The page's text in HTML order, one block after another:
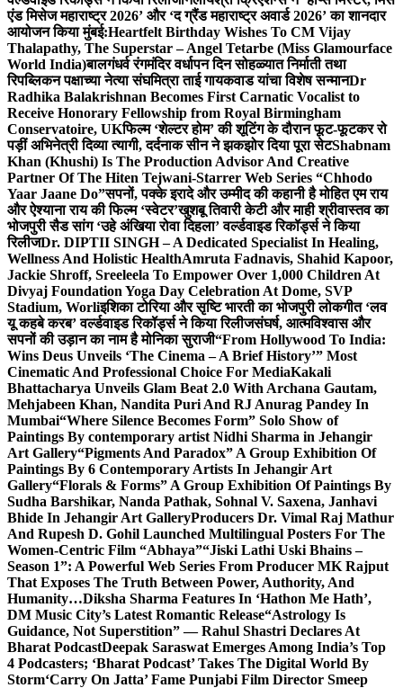
एंड मिसेज महाराष्ट्र 2026’ और ‘द ग्रैंड महाराष्ट्र अवार्ड 2026’ का शानदार
आयोजन किया मुंबई:Heartfelt Birthday Wishes To CM Vijay
Thalapathy, The Superstar – Angel Tetarbe (Miss Glamourface
World India)बालगंधर्व रंगमंदिर वर्धापन दिन सोहळ्यात निर्माती तथा
रिपब्लिकन पक्षाच्या नेत्या संघमित्रा ताई गायकवाड यांचा विशेष सन्मानDr
Radhika Balakrishnan Becomes First Carnatic Vocalist to
Receive Honorary Fellowship from Royal Birmingham
Conservatoire, UKफिल्म ‘शेल्टर होम’ की शूटिंग के दौरान फूट-फूटकर रो
पड़ीं अभिनेत्री दिव्या त्यागी, दर्दनाक सीन ने झकझोर दिया पूरा सेटShabnam
Khan (Khushi) Is The Production Advisor And Creative
Partner Of The Hiten Tejwani-Starrer Web Series “Chhodo
Yaar Jaane Do”सपनों, पक्के इरादे और उम्मीद की कहानी है मोहित एम राय
और ऐश्याना राय की फिल्म ‘स्वेटर’खुशबू तिवारी केटी और माही श्रीवास्तव का
भोजपुरी सैड सांग ‘उहे अंखिया रोवा दिहला’ वर्ल्डवाइड रिकॉर्ड्स ने किया
रिलीजDr. DIPTII SINGH – A Dedicated Specialist In Healing,
Wellness And Holistic HealthAmruta Fadnavis, Shahid Kapoor,
Jackie Shroff, Sreeleela To Empower Over 1,000 Children At
Divyaj Foundation Yoga Day Celebration At Dome, SVP
Stadium, Worliइशिका टोरिया और सृष्टि भारती का भोजपुरी लोकगीत ‘लव
यू कहबे करब’ वर्ल्डवाइड रिकॉर्ड्स ने किया रिलीजसंघर्ष, आत्मविश्वास और
सपनों की उड़ान का नाम है मोनिका सुराजी“From Hollywood To India:
Wins Deus Unveils ‘The Cinema – A Brief History’” Most
Cinematic And Professional Choice For MediaKakali
Bhattacharya Unveils Glam Beat 2.0 With Archana Gautam,
Mehjabeen Khan, Nandita Puri And RJ Anurag Pandey In
Mumbai“Where Silence Becomes Form” Solo Show of
Paintings By contemporary artist Nidhi Sharma in Jehangir
Art Gallery“Pigments And Paradox” A Group Exhibition Of
Paintings By 6 Contemporary Artists In Jehangir Art
Gallery“Florals & Forms” A Group Exhibition Of Paintings By
Sudha Barshikar, Nanda Pathak, Sohnal V. Saxena, Janhavi
Bhide In Jehangir Art GalleryProducers Dr. Vimal Raj Mathur
And Rupesh D. Gohil Launched Multilingual Posters For The
Women-Centric Film “Abhaya”“Jiski Lathi Uski Bhains –
Season 1”: A Powerful Web Series From Producer MK Rajput
That Exposes The Truth Between Power, Authority, And
Humanity…Diksha Sharma Features In ‘Hathon Me Hath’,
DM Music City’s Latest Romantic Release“Astrology Is
Guidance, Not Superstition” — Rahul Shastri Declares At
Bharat PodcastDeepak Saraswat Emerges Among India’s Top
4 Podcasters; ‘Bharat Podcast’ Takes The Digital World By
Storm‘Carry On Jatta’ Fame Punjabi Film Director Smeep